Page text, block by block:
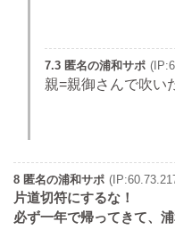
7.3 匿名の浦和サポ
親=親御さんで吹い
8 匿名の浦和サポ
片道切符にするな！
必ず一年で帰ってきて、